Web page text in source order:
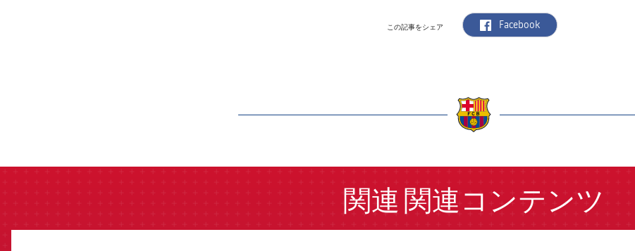
この記事をシェア label.aria.facebook
Facebook
関連 関連コンテンツ